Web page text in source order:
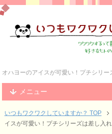
オハヨーのアイスが可愛い！プチシリ
メニュー
いつもワクワクしていますか？ TOP
イスが可愛い！プチシリーズは差し入